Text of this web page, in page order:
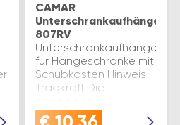
CAMAR
Unterschrankaufhänger
807RV
Unterschrankaufhänger
für Hängeschränke mit
Schubkästen Hinweis
Tragkraft:Die
maximale Tragkraft